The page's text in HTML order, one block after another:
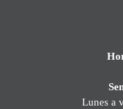
Lunes a